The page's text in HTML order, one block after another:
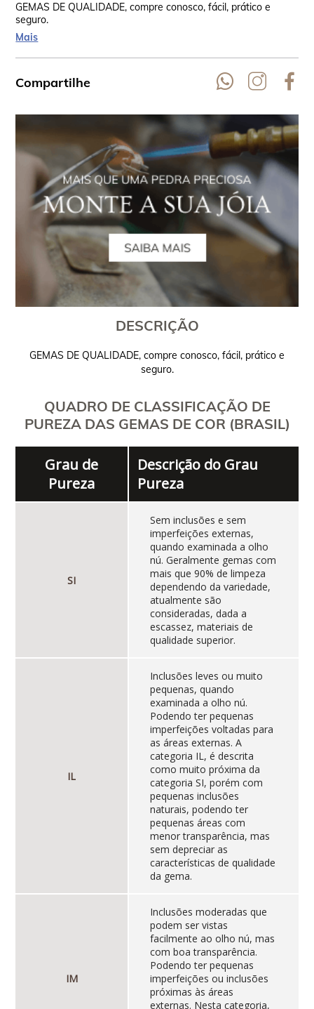
GEMAS DE QUALIDADE, compre conosco, fácil, prático e
seguro.
Mais
Compartilhe
DESCRIÇÃO
GEMAS DE QUALIDADE, compre conosco, fácil, prático e
seguro.
QUADRO DE CLASSIFICAÇÃO DE
PUREZA DAS GEMAS DE COR (BRASIL)
Grau de
Pureza
Descrição do Grau
Pureza
SI
Sem inclusões e sem
imperfeições externas,
quando examinada a olho
nú. Geralmente gemas com
mais que 90% de limpeza
dependendo da variedade,
atualmente são
consideradas, dada a
escassez, materiais de
qualidade superior.
IL
Inclusões leves ou muito
pequenas, quando
examinada a olho nú.
Podendo ter pequenas
imperfeições voltadas para
as áreas externas. A
categoria IL, é descrita
como muito próxima da
categoria SI, porém com
pequenas inclusões
naturais, podendo ter
pequenas áreas com
menor transparência, mas
sem depreciar as
características de qualidade
da gema.
IM
Inclusões moderadas que
podem ser vistas
facilmente ao olho nú, mas
com boa transparência.
Podendo ter pequenas
imperfeições ou inclusões
próximas às áreas
externas. Nesta categoria,